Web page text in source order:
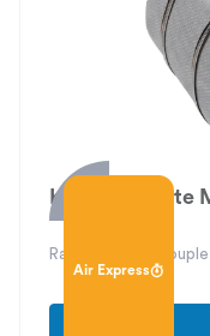
Air Express
Kit manchette
Raccordement